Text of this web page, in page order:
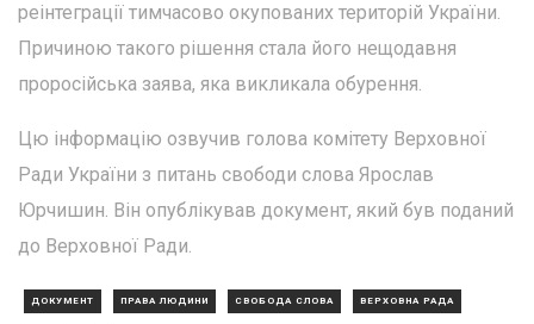
реінтеграції тимчасово окупованих територій України.
Причиною такого рішення стала його нещодавня
проросійська заява, яка викликала обурення.
Цю інформацію озвучив голова комітету Верховної
Ради України з питань свободи слова Ярослав
Юрчишин. Він опублікував документ, який був поданий
до Верховної Ради.
ДОКУМЕНТ ПРАВА ЛЮДИНИ СВОБОДА СЛОВА ВЕРХОВНА РАДА